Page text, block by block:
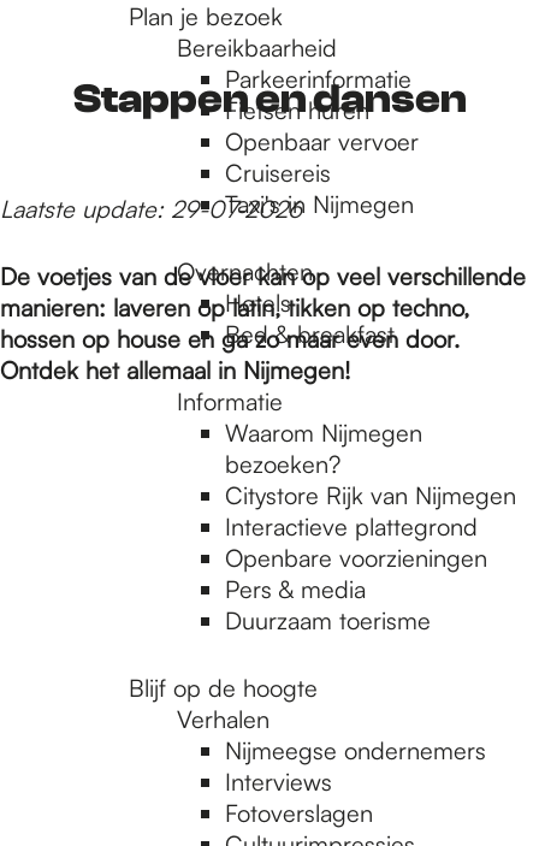
Plan je bezoek
Bereikbaarheid
Parkeerinformatie
Fietsen huren
Openbaar vervoer
Cruisereis
Taxi's in Nijmegen
Overnachten
Hotels
Bed & breakfast
Informatie
Waarom Nijmegen
bezoeken?
Citystore Rijk van Nijmegen
Interactieve plattegrond
Openbare voorzieningen
Pers & media
Duurzaam toerisme
Blijf op de hoogte
Verhalen
Nijmeegse ondernemers
Interviews
Fotoverslagen
Stappen en dansen
Laatste update: 29-07-2026
De voetjes van de vloer kan op veel verschillende
manieren: laveren op latin, tikken op techno,
hossen op house en ga zo maar even door.
Ontdek het allemaal in Nijmegen!